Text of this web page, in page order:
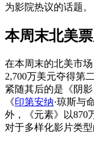
为影院热议的话题。
本周末北美
在本周末的北美市
2,700万美元夺得第
紧随其后的是《阴
《印第安纳·琼斯与
外，《元素》以870
对于多样化影片类型